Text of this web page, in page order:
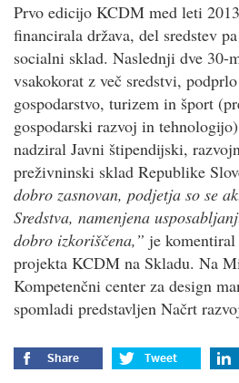
Prvo edicijo KCDM med leti
financirala država, del sredstev
socialni sklad. Naslednji dve 30-
vsakokorat z več sredstvi,
gospodarstvo, turizem in šport
gospodarski razvoj in
nadziral Javni štipendijski,
preživninski sklad Republike
dobro zasnovan, podjetja so se
Sredstva, namenjena
dobro izkoriščena,” je komentiral
projekta KCDM na Skladu. Na
Kompetenčni center za design
spomladi predstavljen Načrt
Share Tweet